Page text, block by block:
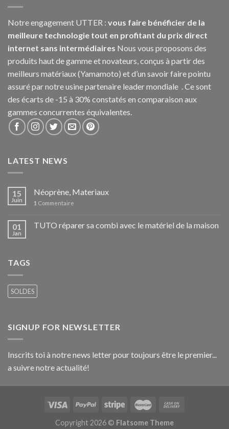
Notre engagement UTTER : vous faire bénéficier de la
meilleure technologie tout en profitant du prix direct
internet sans intermédiaires Nous vous proposons des
produits haut de gamme et novateurs, conçus à partir des
meilleurs matériaux (Yamamoto) et d’un savoir faire pointu
assuré par notre usine partenaire leader mondiale . Ce sont
des écarts de -15 à 30% constatés en comparaison aux
gammes concurrentes équivalentes.
LATEST NEWS
15
Juin
Néoprène, Materiaux
1 Commentaire
01
Jan
TUTO réparer sa combi avec le matériel de la maison
TAGS
SOLDES
SIGNUP FOR NEWSLETTER
Inscrits toi à notre news letter pour toujours être le premier...
a suivre notre actualité!
Copyright 2026 © Flatsome Theme